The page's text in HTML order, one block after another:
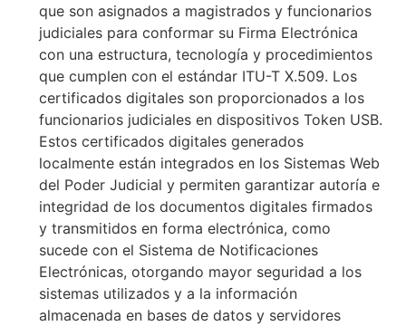
que son asignados a magistrados y funcionarios
judiciales para conformar su Firma Electrónica
con una estructura, tecnología y procedimientos
que cumplen con el estándar ITU-T X.509. Los
certificados digitales son proporcionados a los
funcionarios judiciales en dispositivos Token USB.
Estos certificados digitales generados
localmente están integrados en los Sistemas Web
del Poder Judicial y permiten garantizar autoría e
integridad de los documentos digitales firmados
y transmitidos en forma electrónica, como
sucede con el Sistema de Notificaciones
Electrónicas, otorgando mayor seguridad a los
sistemas utilizados y a la información
almacenada en bases de datos y servidores